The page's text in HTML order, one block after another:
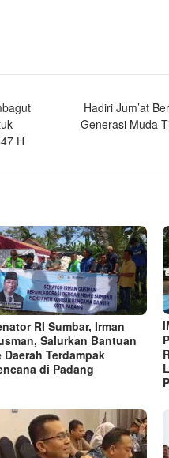
H
Hadiri Jum’at
Generasi Muda
RI Sumbar, Irman
Salurkan Bantuan
Daerah Terdampak
di Padang